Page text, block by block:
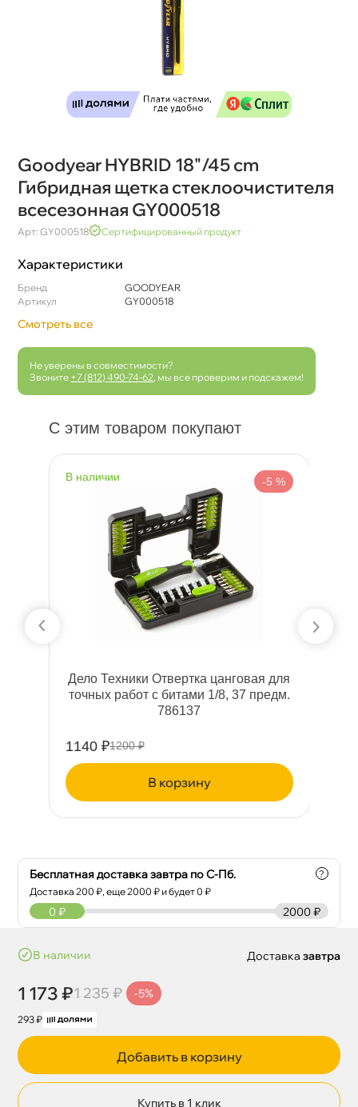
Goodyear HYBRID 18"/45 cm
Гибридная щетка стеклоочистителя
сесезонная GY000518
Арт: GY000518 Сертифицированный продукт
Характеристики
Бренд
GOODYEAR
Артикул
GY000518
Смотреть все
Не уверены в совместимости?
Звоните +7 (812) 490-74-62 , мы все проверим и подскажем!
С этим товаром покупают
наличии -5 %
Дело Техники Отвертка цанговая для
точных работ с битами 1/8, 37 предм.
786137
1140 ₽1200 ₽
корзину
Бесплатная доставка завтра по С-Пб.
Доставка200 ₽, еще2000 ₽ и будет 0 ₽
?
2000 ₽
0 ₽
наличии
1 173 ₽1 235 ₽ -5%
293 ₽
Доставка завтра
Добавить в корзину
Купить в 1 клик